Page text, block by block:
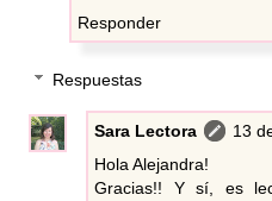
Responder
Respuestas
Sara Lectora
13
Hola Alejandra!
Gracias!! Y sí, es